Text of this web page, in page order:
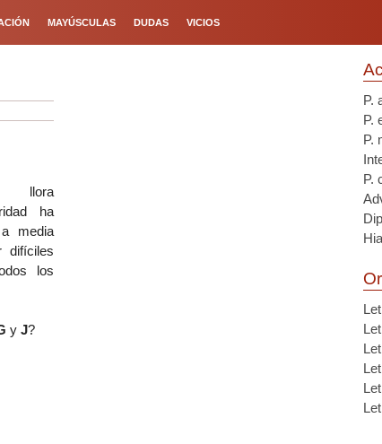
MAYÚSCULAS DUDAS VICIOS
ha
media
difíciles
los
y J?
P.
P.
P.
P.